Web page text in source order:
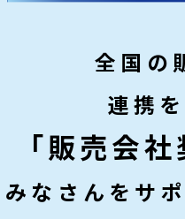
全国の
連携
「販売会社
みなさんをサ